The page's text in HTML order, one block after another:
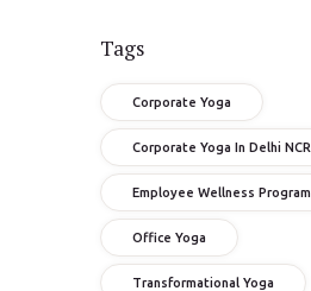
Tags
Corporate Yoga
Corporate Yoga In Delhi NCR
Employee Wellness Program
Office Yoga
Transformational Yoga